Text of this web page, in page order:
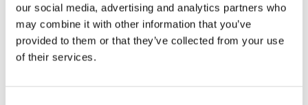
our social media, advertising and analytics partners who
may combine it with other information that you’ve
provided to them or that they’ve collected from your use
of their services.
Visa fler(23 mer)
Produktinformation